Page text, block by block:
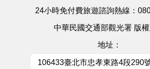
24小時免付費旅遊諮詢熱線：
中華民國交通部觀光署 版
地址：
106433臺北市忠孝東路4段290